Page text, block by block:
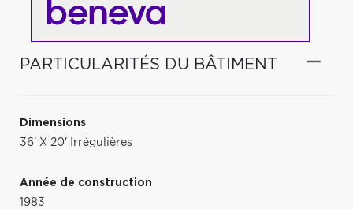
PARTICULARITÉS DU BÂTIMENT
Dimensions
36' X 20' Irrégulières
Année de construction
1983